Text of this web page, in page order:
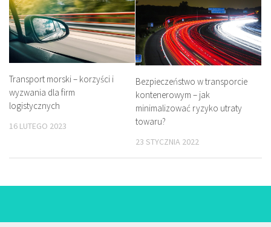
Transport morski – korzyści i
wyzwania dla firm
logistycznych
16 LUTEGO 2023
Bezpieczeństwo w transporcie
kontenerowym – jak
minimalizować ryzyko utraty
towaru?
23 STYCZNIA 2022